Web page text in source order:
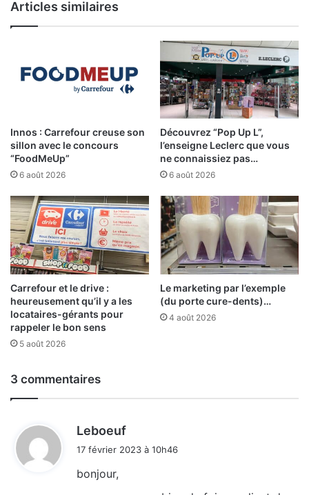
Articles similaires
Innos : Carrefour creuse son
sillon avec le concours
“FoodMeUp”
6 août 2026
Découvrez “Pop Up L”,
l’enseigne Leclerc que vous
ne connaissiez pas…
6 août 2026
Carrefour et le drive :
heureusement qu’il y a les
locataires-gérants pour
rappeler le bon sens
5 août 2026
Le marketing par l’exemple
(du porte cure-dents)…
4 août 2026
3 commentaires
Leboeuf
17 février 2023 à 10h46
bonjour,